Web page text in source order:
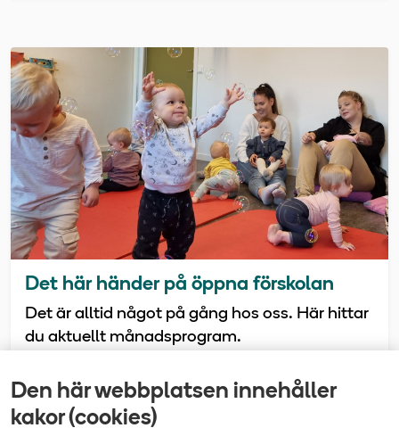
Den här webbplatsen innehåller
kakor (cookies)
Det här händer på öppna förskolan
Det är alltid något på gång hos oss. Här hittar
du aktuellt månadsprogram.
Senast uppdaterad